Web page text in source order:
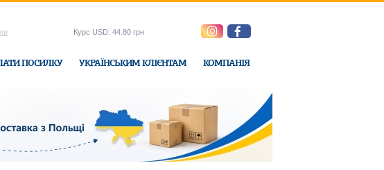
ПОСИЛКУ УКРАЇНСЬКИМ КЛІЄНТАМ КОМПАНІЯ
Курс USD: 44.80 грн
в офісі Ukraine-Express